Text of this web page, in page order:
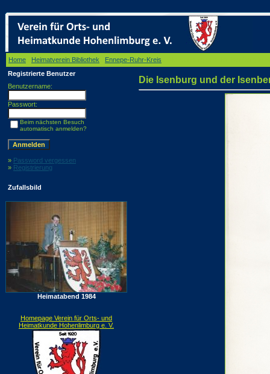
Home Heimatverein Bibliothek Ennepe-Ruhr-Kreis
Registrierte Benutzer
Benutzername:
Passwort:
Beim nächsten Besuch
automatisch anmelden?
» Password vergessen
» Registrierung
Zufallsbild
Heimatabend 1984
Homepage Verein für Orts- und
Heimatkunde Hohenlimburg e. V.
Die Isenburg und der